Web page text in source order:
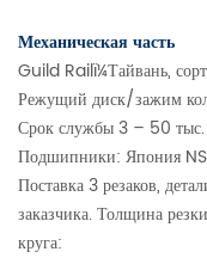
Механическая часть
Guild Railï¼Тайвань,
Режущий диск/зажим
Срок службы 3 – 50
Подшипники: Япония
Поставка 3 резаков,
заказчика. Толщина
круга: